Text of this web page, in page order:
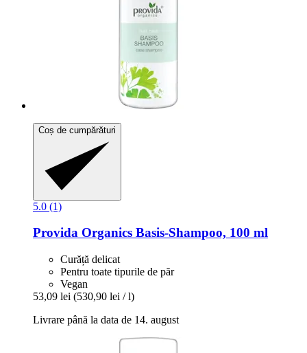
Coș de cumpărături
5.0 (1)
Provida Organics Basis-​Shampoo, 100 ml
Curăță delicat
Pentru toate tipurile de păr
Vegan
53,09 lei (530,90 lei / l)
Livrare până la data de 14. august